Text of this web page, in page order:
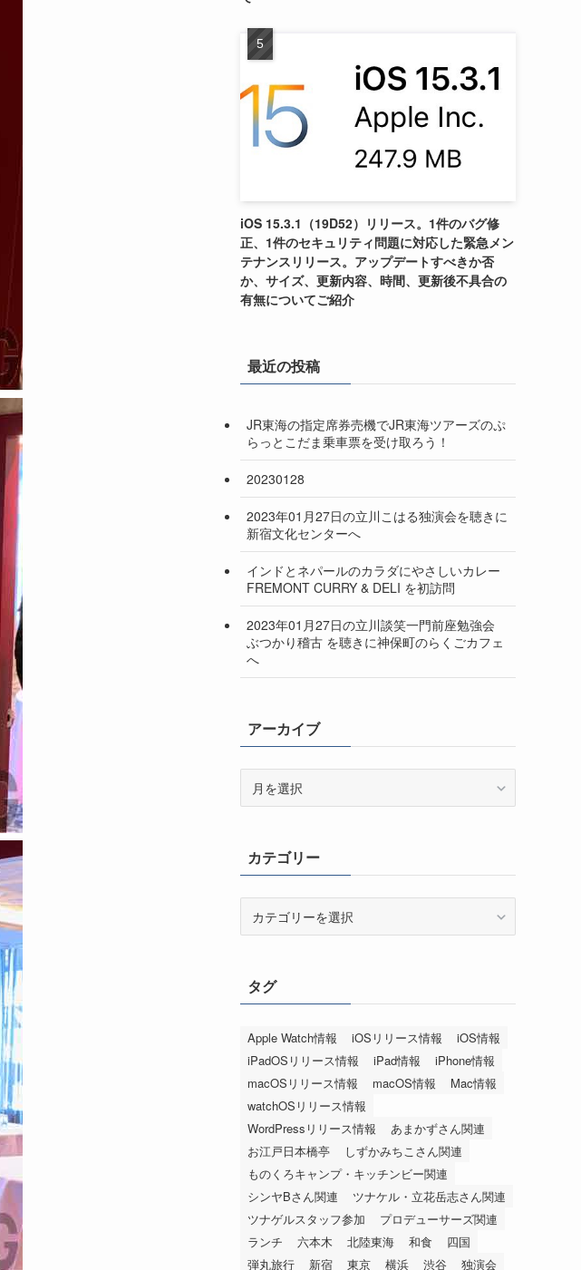
iOS 15.3.1（19D52）リリース。1件のバグ修
正、1件のセキュリティ問題に対応した緊急メン
テナンスリリース。アップデートすべきか否
か、サイズ、更新内容、時間、更新後不具合の
有無についてご紹介
最近の投稿
JR東海の指定席券売機でJR東海ツアーズのぷ
らっとこだま乗車票を受け取ろう！
20230128
2023年01月27日の立川こはる独演会を聴きに
新宿文化センターへ
インドとネパールのカラダにやさしいカレー
FREMONT CURRY & DELI を初訪問
2023年01月27日の立川談笑一門前座勉強会
ぶつかり稽古 を聴きに神保町のらくごカフェ
へ
アーカイブ
ブカテゴリー
ータグ
Apple Watch情報 iOSリリース情報
iOS情報
iPadOSリリース情報
iPad情報
iPhone情報
macOSリリース情報
macOS情報
Mac情報
watchOSリリース情報
WordPressリリース情報
あまかずさん関連
お江戸日本橋亭
しずかみちこさん関連
ものくろキャンプ・キッチンビー関連
シンヤBさん関連
ツナケル・立花岳志さん関連
ツナゲルスタッフ参加
プロデューサーズ関連
ランチ
六本木 北陸東海 和食
四国
弾丸旅行
新宿 東京 横浜 渋谷 独演会